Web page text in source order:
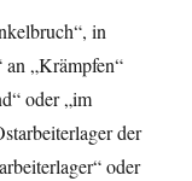
in
an „Krämpfen“
oder „im
der
oder